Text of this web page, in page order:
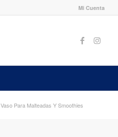
Mi Cuenta
Vaso Para Malteadas Y Smoothies